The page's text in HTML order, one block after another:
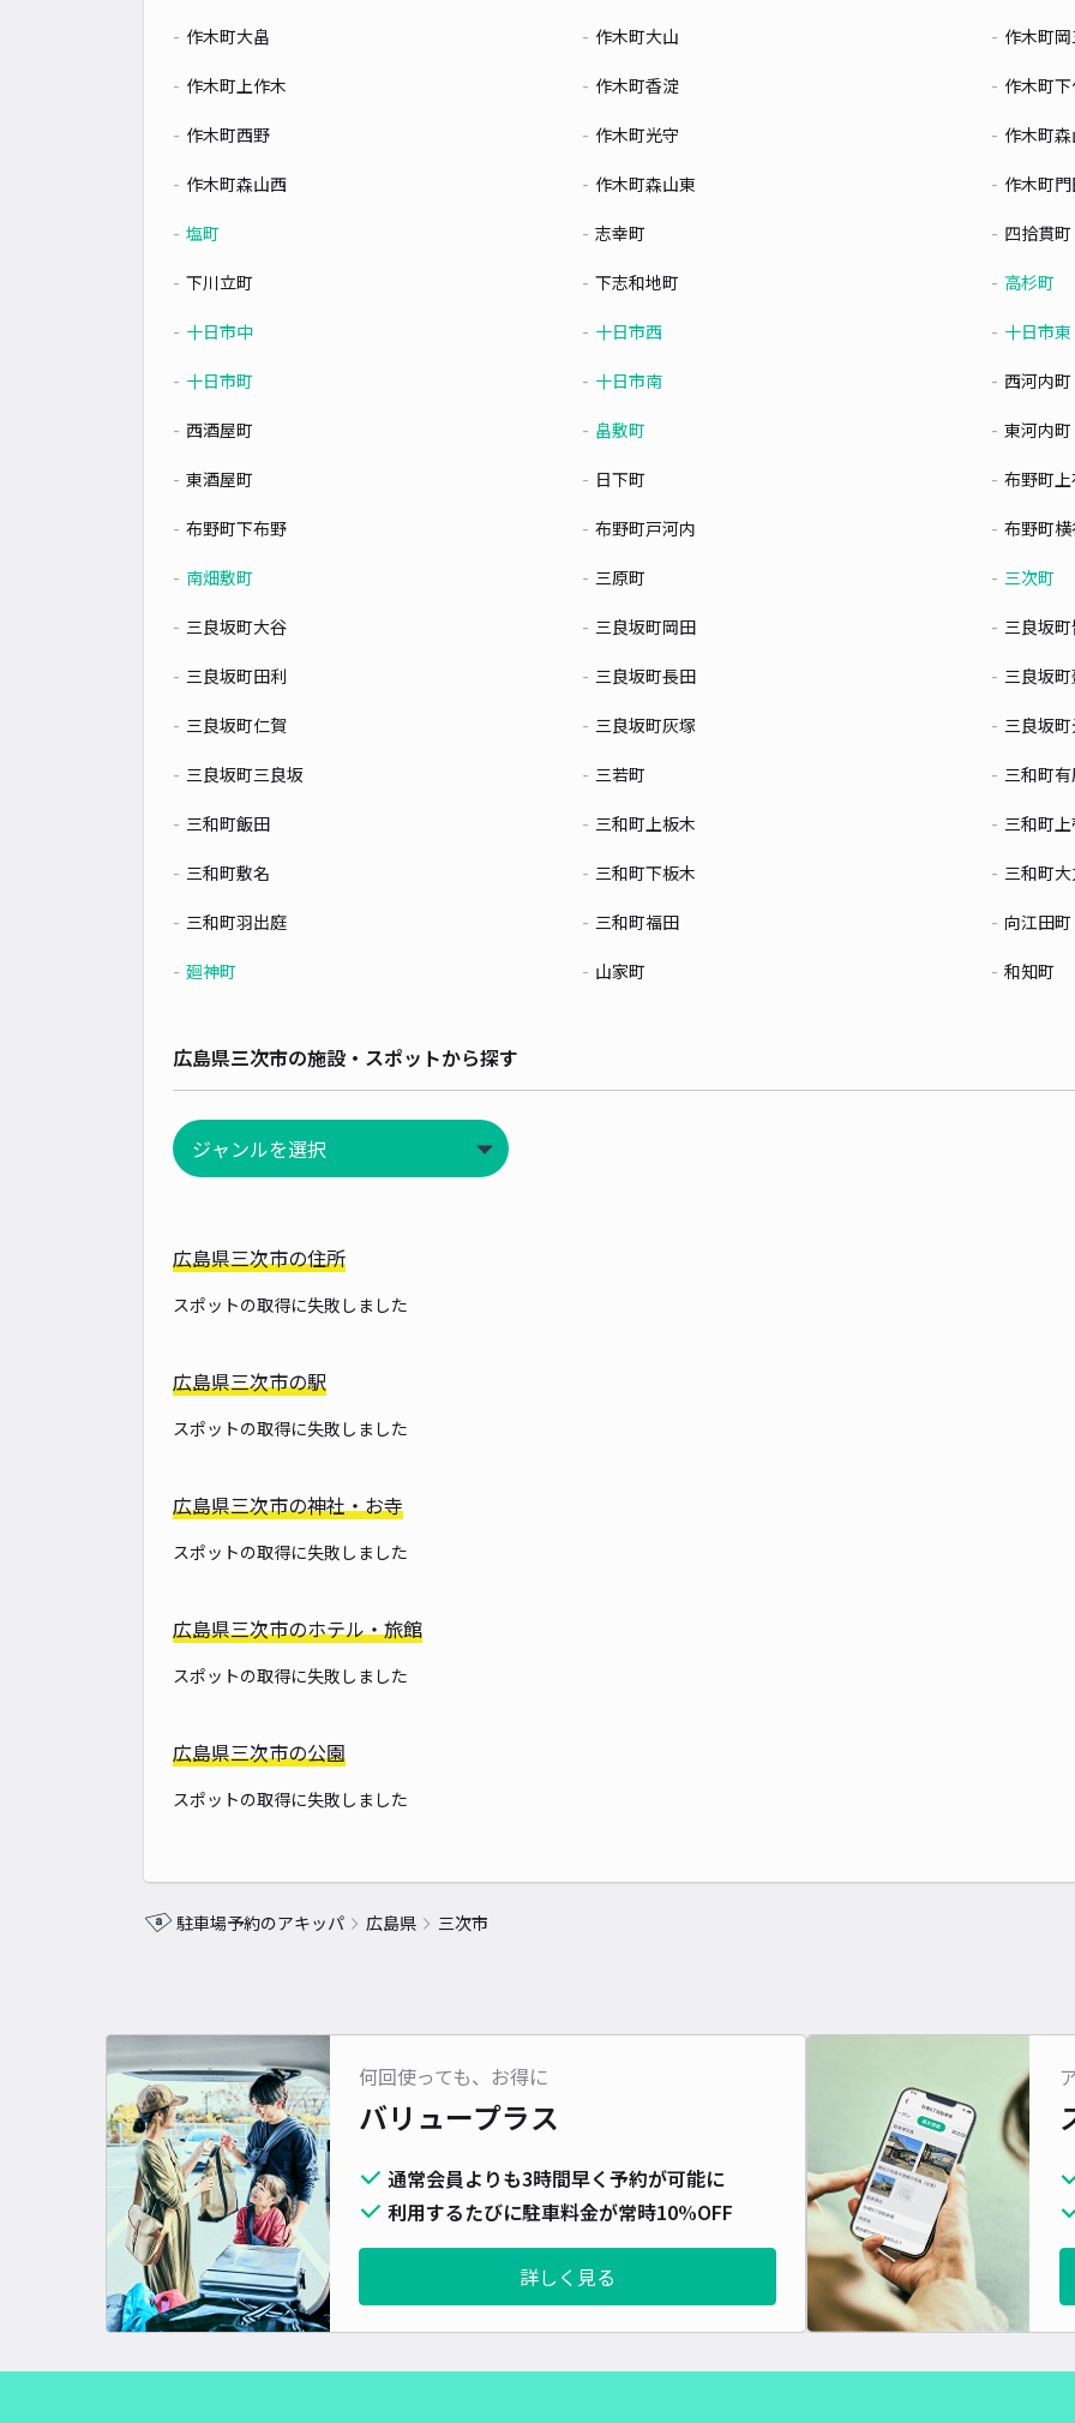
作木町大畠 作木町大山 作木町
作木町上作木 作木町香淀 作木町
作木町西野 作木町光守 作木町
作木町森山西 作木町森山東 作木町
塩町 志幸町 四拾貫町
下川立町 下志和地町 高杉町
十日市中 十日市西 十日市東
十日市町 十日市南 西河内町
西酒屋町 畠敷町 東河内町
東酒屋町 日下町 布野町
布野町下布野 布野町戸河内 布野町
南畑敷町 三原町 三次町
三良坂町大谷 三良坂町岡田 三良坂
三良坂町田利 三良坂町長田 三良坂
三良坂町仁賀 三良坂町灰塚 三良坂
三良坂町三良坂 三若町 三和町
三和町飯田 三和町上板木 三和町
三和町敷名 三和町下板木 三和町
三和町羽出庭 三和町福田 向江田町
廻神町 山家町 和知町
広島県三次市の施設・スポットから探す
広島県三次市の住所
スポットの取得に失敗しました
広島県三次市の駅
スポットの取得に失敗しました
広島県三次市の神社・お寺
スポットの取得に失敗しました
広島県三次市のホテル・旅館
スポットの取得に失敗しました
広島県三次市の公園
スポットの取得に失敗しました
駐車場予約のアキッパ 広島県 三次市
何回使っても、お得に
バリュープラス
通常会員よりも3時間早く予約が可能に
利用するたびに駐車料金が常時10%OFF
詳しく見る